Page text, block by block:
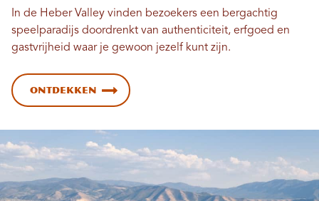
In de Heber Valley vinden bezoekers een bergachtig
speelparadijs doordrenkt van authenticiteit, erfgoed en
gastvrijheid waar je gewoon jezelf kunt zijn.
Ontdekken